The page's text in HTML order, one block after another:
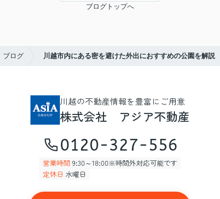
ブログトップへ
ブログ 川越市内にある密を避けた外出におすすめの公園を解説
川越の不動産情報を豊富にご用意
株式会社 アジア不動産
0120-327-556
営業時間 9:30～18:00※時間外対応可能です
定休日 水曜日